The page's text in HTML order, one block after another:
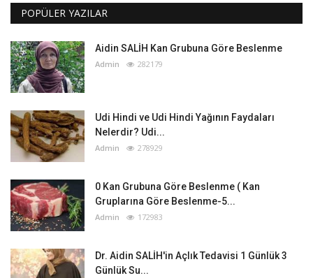
POPÜLER YAZILAR
Aidin SALİH Kan Grubuna Göre Beslenme
Admin 282179
Udi Hindi ve Udi Hindi Yağının Faydaları
Nelerdir? Udi...
Admin 278929
0 Kan Grubuna Göre Beslenme ( Kan
Gruplarına Göre Beslenme-5...
Admin 172983
Dr. Aidin SALİH'in Açlık Tedavisi 1 Günlük 3
Günlük Su...